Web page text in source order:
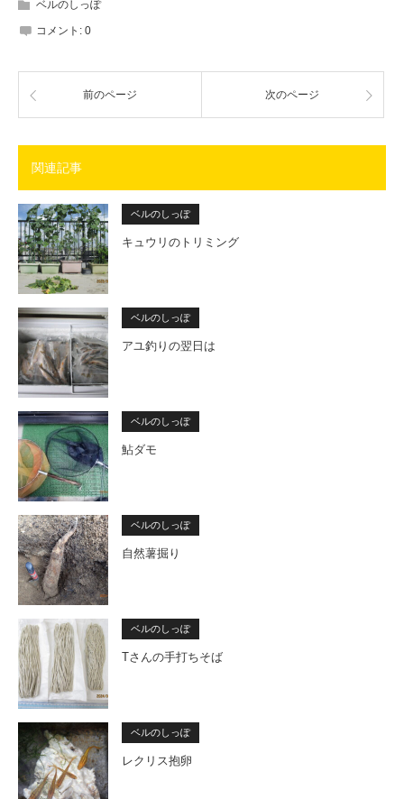
ベルのしっぽ
コメント: 0
前のページ 次のページ
関連記事
ベルのしっぽ
キュウリのトリミング
ベルのしっぽ
アユ釣りの翌日は
ベルのしっぽ
鮎ダモ
ベルのしっぽ
自然薯掘り
ベルのしっぽ
Tさんの手打ちそば
ベルのしっぽ
レクリス抱卵